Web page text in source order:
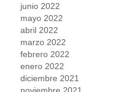
junio 2022
mayo 2022
abril 2022
marzo 2022
febrero 2022
enero 2022
diciembre 2021
noviembre 2021